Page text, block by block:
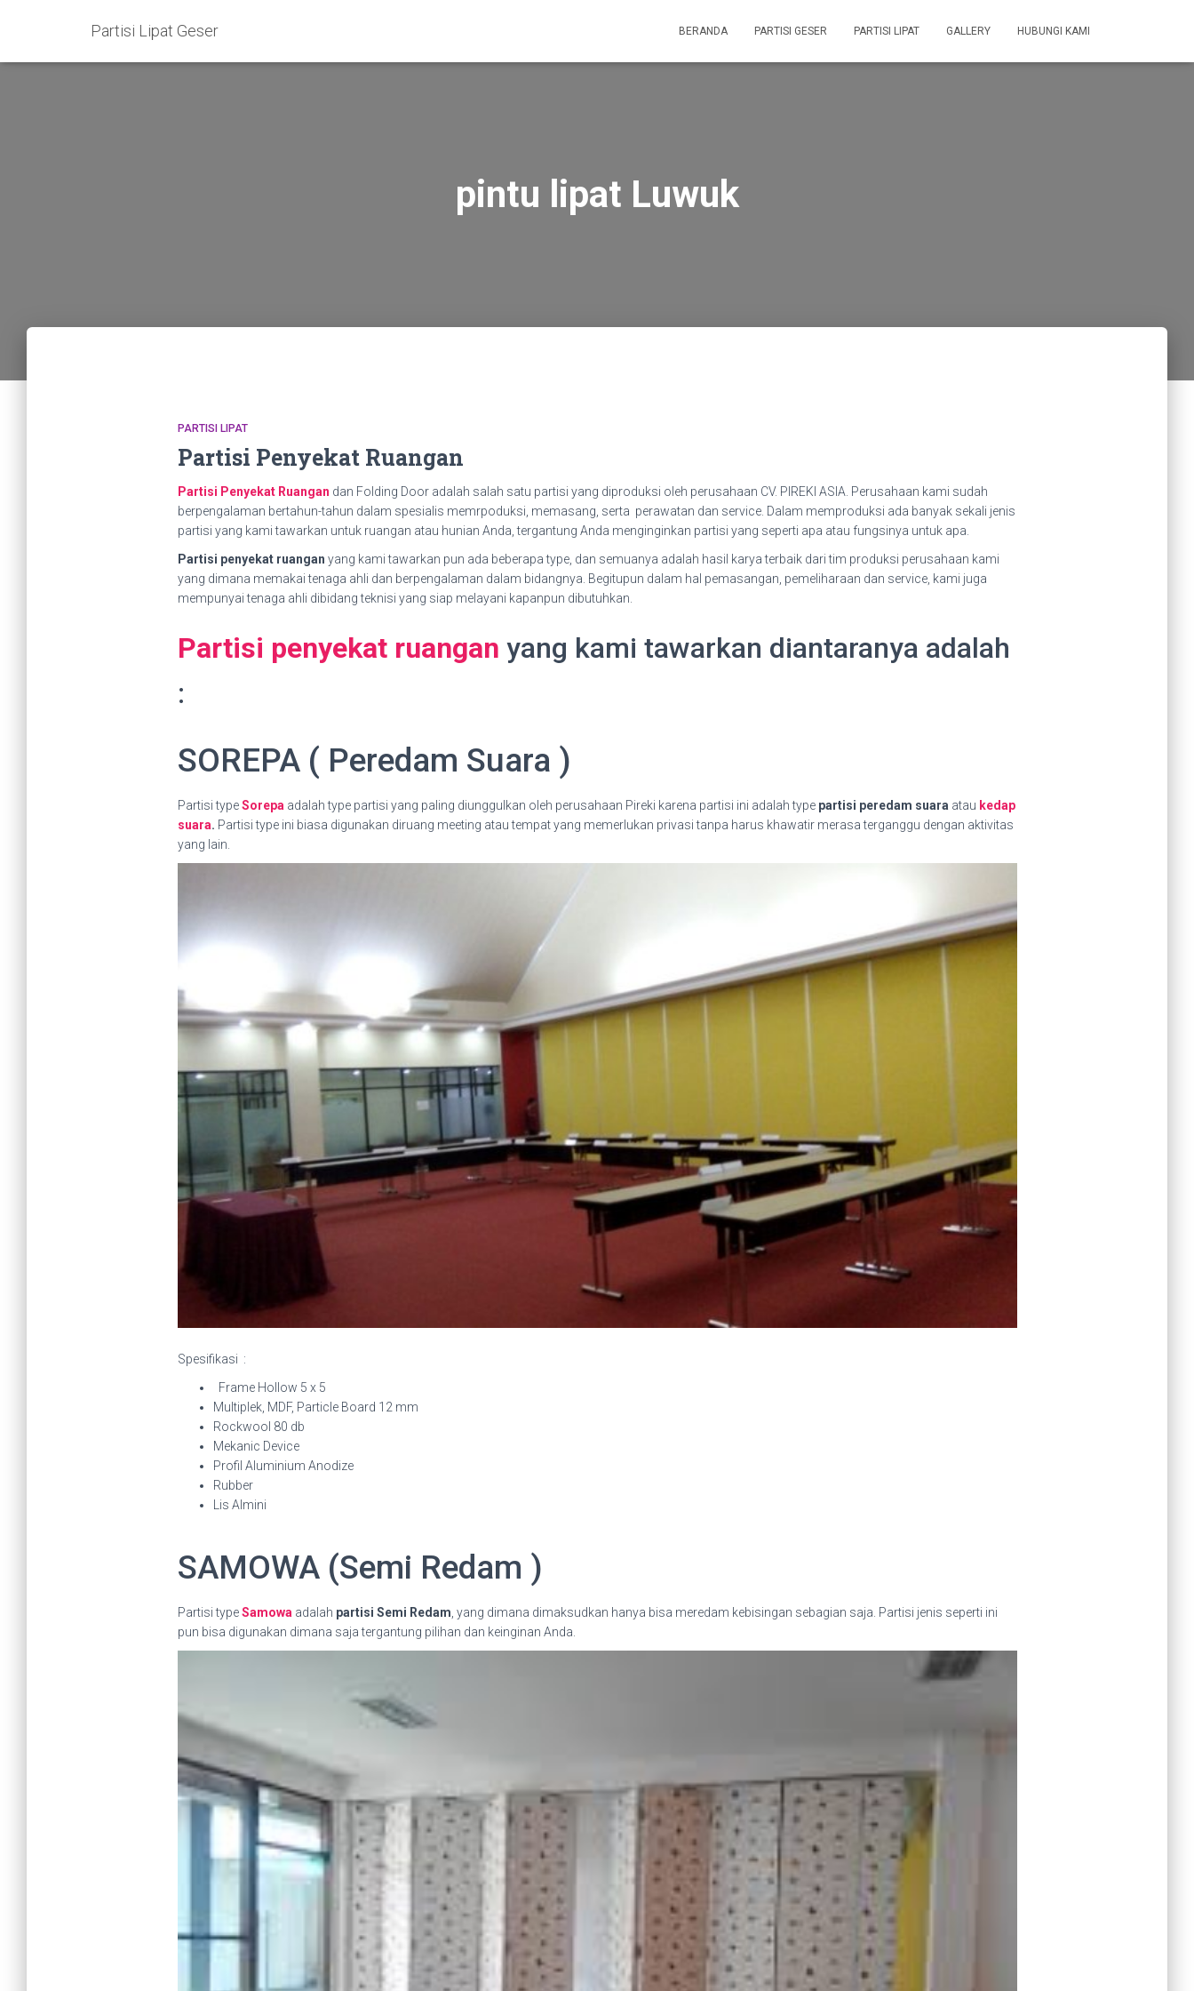
Partisi Lipat Geser BERANDA PARTISI GESER PARTISI LIPAT GALLERY HUBUNGI KAMI
pintu lipat Luwuk
PARTISI LIPAT
Partisi Penyekat Ruangan
Partisi Penyekat Ruangan dan Folding Door adalah salah satu partisi yang diproduksi oleh perusahaan CV. PIREKI ASIA. Perusahaan kami sudah
berpengalaman bertahun-tahun dalam spesialis memrpoduksi, memasang, serta perawatan dan service. Dalam memproduksi ada banyak sekali jenis
partisi yang kami tawarkan untuk ruangan atau hunian Anda, tergantung Anda menginginkan partisi yang seperti apa atau fungsinya untuk apa.
Partisi penyekat ruangan yang kami tawarkan pun ada beberapa type, dan semuanya adalah hasil karya terbaik dari tim produksi perusahaan kami
yang dimana memakai tenaga ahli dan berpengalaman dalam bidangnya. Begitupun dalam hal pemasangan, pemeliharaan dan service, kami juga
mempunyai tenaga ahli dibidang teknisi yang siap melayani kapanpun dibutuhkan.
Partisi penyekat ruangan yang kami tawarkan diantaranya adalah
:
SOREPA ( Peredam Suara )
Partisi type Sorepa adalah type partisi yang paling diunggulkan oleh perusahaan Pireki karena partisi ini adalah type partisi peredam suara atau kedap
suara. Partisi type ini biasa digunakan diruang meeting atau tempat yang memerlukan privasi tanpa harus khawatir merasa terganggu dengan aktivitas
yang lain.
Spesifikasi :
Frame Hollow 5 x 5
Multiplek, MDF, Particle Board 12 mm
Rockwool 80 db
Mekanic Device
Profil Aluminium Anodize
Rubber
Lis Almini
SAMOWA (Semi Redam )
Partisi type Samowa adalah partisi Semi Redam , yang dimana dimaksudkan hanya bisa meredam kebisingan sebagian saja. Partisi jenis seperti ini
pun bisa digunakan dimana saja tergantung pilihan dan keinginan Anda.